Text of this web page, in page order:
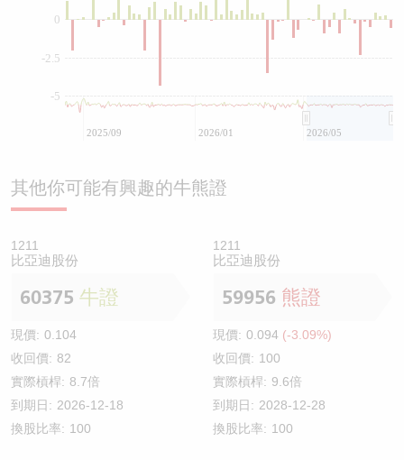
0
-5
-2.5
2025/09 2026/01 2026/05
其他你可能有興趣的牛熊證
1211
比亞迪股份
60375 牛證
現價: 0.104
收回價: 82
實際槓桿: 8.7倍
到期日: 2026-12-18
換股比率: 100
1211
比亞迪股份
59956 熊證
現價: 0.094 (-3.09%)
收回價: 100
實際槓桿: 9.6倍
到期日: 2028-12-28
換股比率: 100